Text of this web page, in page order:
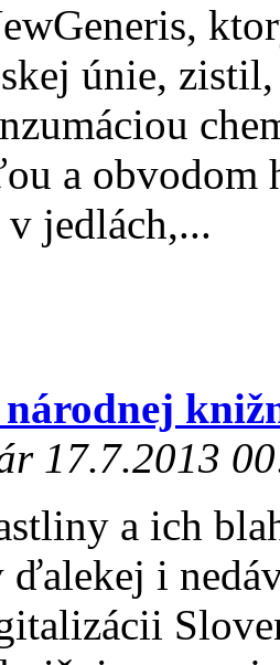
únie,
a
v jedlách,...
národnej
17.7.2013
a ich
i